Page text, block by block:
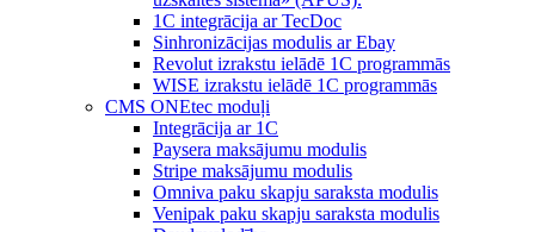
1C integrācija ar TecDoc
Sinhronizācijas modulis ar Ebay
Revolut izrakstu ielādē 1C programmās
WISE izrakstu ielādē 1C programmās
CMS ONEtec moduļi
Integrācija ar 1C
Paysera maksājumu modulis
Stripe maksājumu modulis
Omniva paku skapju saraksta modulis
Venipak paku skapju saraksta modulis